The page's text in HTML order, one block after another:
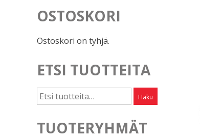
OSTOSKORI
Ostoskori on tyhjä.
ETSI TUOTTEITA
Etsi: Haku
TUOTERYHMÄT